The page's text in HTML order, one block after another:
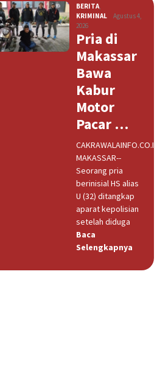
BERITA
KRIMINAL
Agustus 4,
2026
Pria di
Makassar
Bawa
Kabur
Motor
Pacar …
CAKRAWALAINFO.CO.ID,
MAKASSAR--
Seorang pria
berinisial HS alias
U (32) ditangkap
aparat kepolisian
setelah diduga
Baca
Selengkapnya